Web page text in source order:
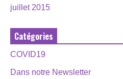
juillet 2015
Catégories
COVID19
Dans notre Newsletter